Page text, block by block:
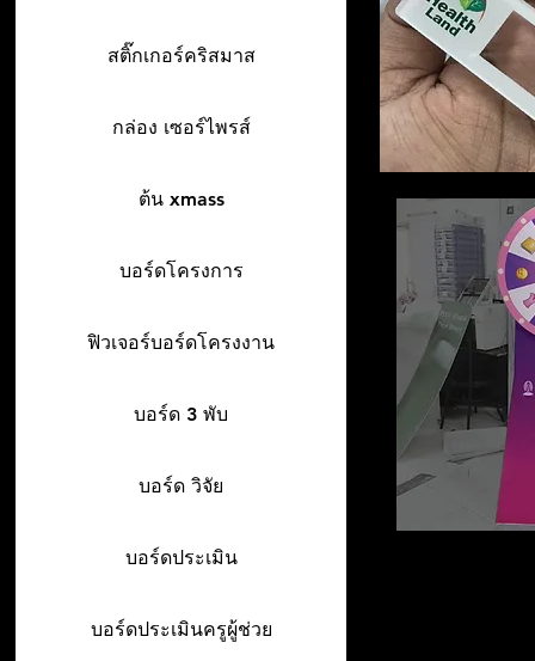
สติ๊กเกอร์คริสมาส
กล่อง เซอร์ไพรส์
ต้น xmass
บอร์ดโครงการ
ฟิวเจอร์บอร์ดโครงงาน
บอร์ด 3 พับ
บอร์ด วิจัย
บอร์ดประเมิน
บอร์ดประเมินครูผู้ช่วย